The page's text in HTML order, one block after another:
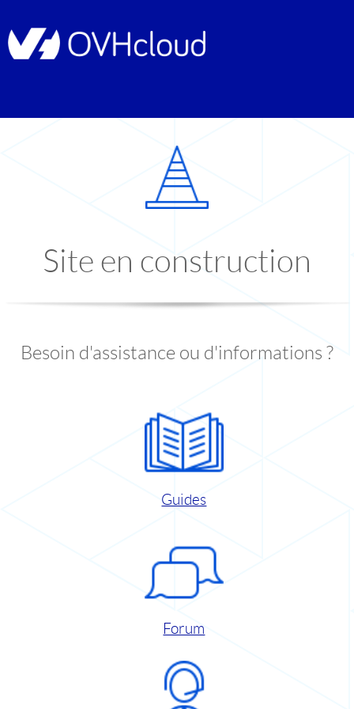
Site en construction
Besoin d'assistance ou d'informations ?
Guides
Forum